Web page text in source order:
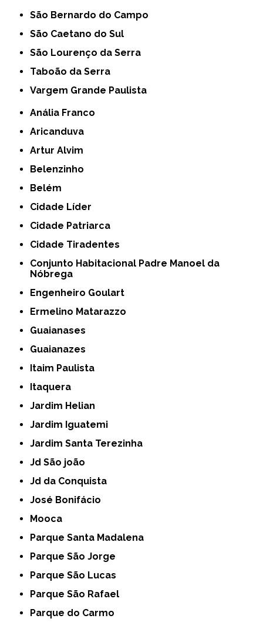
São Bernardo do Campo
São Caetano do Sul
São Lourenço da Serra
Taboão da Serra
Vargem Grande Paulista
Anália Franco
Aricanduva
Artur Alvim
Belenzinho
Belém
Cidade Líder
Cidade Patriarca
Cidade Tiradentes
Conjunto Habitacional Padre Manoel da
Nóbrega
Engenheiro Goulart
Ermelino Matarazzo
Guaianases
Guaianazes
Itaim Paulista
Itaquera
Jardim Helian
Jardim Iguatemi
Jardim Santa Terezinha
Jd São joão
Jd da Conquista
José Bonifácio
Mooca
Parque Santa Madalena
Parque São Jorge
Parque São Lucas
Parque São Rafael
Parque do Carmo